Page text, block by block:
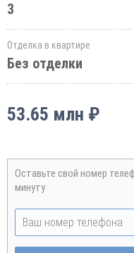
3
Отделка в квартире
Без отделки
53.65 млн ₽
Оставьте свой номер
минуту